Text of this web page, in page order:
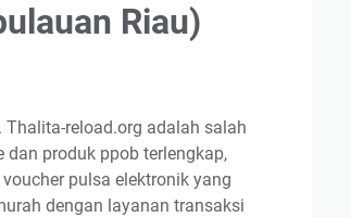
Riau)
Thalita-reload.org adalah salah
dan produk ppob terlengkap,
pulsa elektronik yang
dengan layanan transaksi